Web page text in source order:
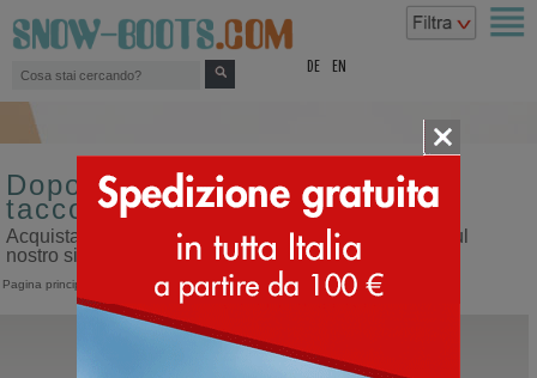
DE EN
Doposci da donna misura 27
tacco 10 mm
Acquista doposci da donna misura 27 tacco 10 mm sul
nostro sito dedicato ai doposci
Pagina principale >Doposci
Moon Boot®
Icon Nylon Boot